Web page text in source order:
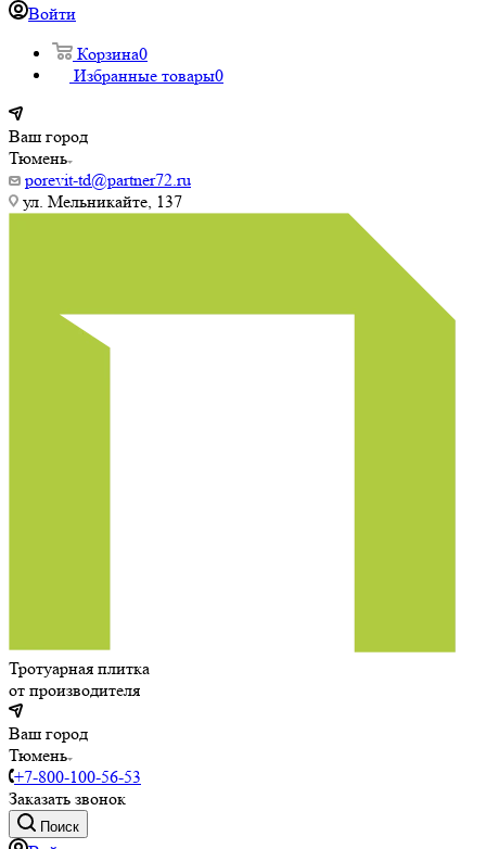
Войти
Корзина0
Избранные товары0
Ваш город
Тюмень
porevit-td@partner72.ru
ул. Мельникайте, 137
Тротуарная плитка
от производителя
Ваш город
Тюмень
+7-800-100-56-53
Заказать звонок
Поиск